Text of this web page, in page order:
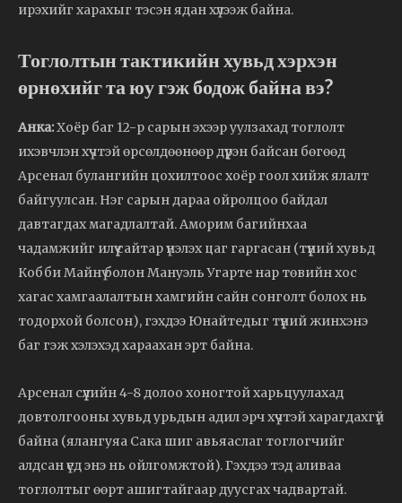
ирэхийг харахыг тэсэн ядан хүлээж байна.
Тоглолтын тактикийн хувьд хэрхэн
өрнөхийг та юу гэж бодож байна вэ?
Анка:Хоёр баг 12-р сарын эхээр уулзахад тоглолт
ихэвчлэн хүчтэй өрсөлдөөнөөр дүүрэн байсан бөгөөд
Арсенал булангийн цохилтоос хоёр гоол хийж ялалт
байгуулсан. Нэг сарын дараа ойролцоо байдал
давтагдах магадлалтай. Аморим багийнхаа
чадамжийг илүү сайтар үнэлэх цаг гаргасан (түүний хувьд
Кобби Майнү болон Мануэль Угарте нар төвийн хос
хагас хамгаалалтын хамгийн сайн сонголт болох нь
тодорхой болсон), гэхдээ Юнайтедыг түүний жинхэнэ
баг гэж хэлэхэд хараахан эрт байна.
Арсенал сүүлийн 4-8 долоо хоногтой харьцуулахад
довтолгооны хувьд урьдын адил эрч хүчтэй харагдахгүй
байна (ялангуяа Сака шиг авьяаслаг тоглогчийг
алдсан үед энэ нь ойлгомжтой). Гэхдээ тэд аливаа
тоглолтыг өөрт ашигтайгаар дуусгах чадвартай.